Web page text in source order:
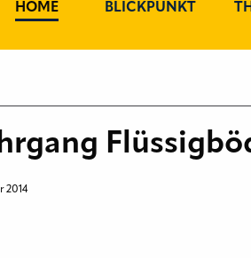
HOME BLICKPUNKT
2014